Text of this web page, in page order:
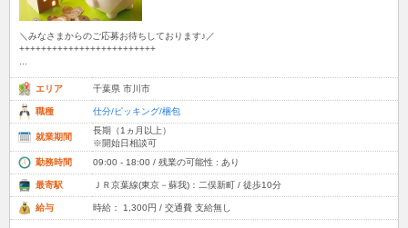
＼みなさまからのご応募お待ちしております♪／
+++++++++++++++++++++++++
エリア 千葉県 市川市
職種 仕分/ピッキング/梱包
就業期間
長期（1ヵ月以上）
※開始日相談可
勤務時間
09:00 - 18:00 / 残業の可能性 : あり
最寄駅 ＪＲ京葉線(東京－蘇我)：二俣新町 / 徒歩10分
給与 時給： 1,300円 / 交通費 支給無し